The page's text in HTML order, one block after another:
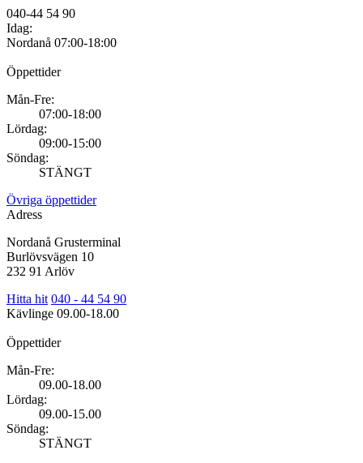
040-44 54 90
Idag:
Nordanå 07:00-18:00
Öppettider
Mån-Fre:
07:00-18:00
Lördag:
09:00-15:00
Söndag:
STÄNGT
Övriga öppettider
Adress
Nordanå Grusterminal
Burlövsvägen 10
232 91 Arlöv
Hitta hit 040 - 44 54 90
Kävlinge 09.00-18.00
Öppettider
Mån-Fre:
09.00-18.00
Lördag:
09.00-15.00
Söndag:
STÄNGT